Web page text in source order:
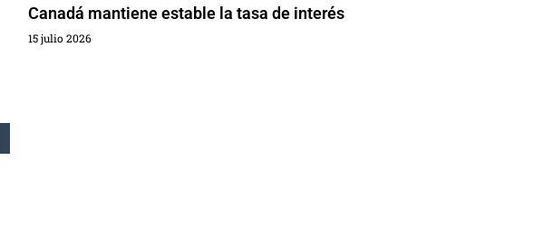
Canadá mantiene estable la tasa de interés
15 julio 2026